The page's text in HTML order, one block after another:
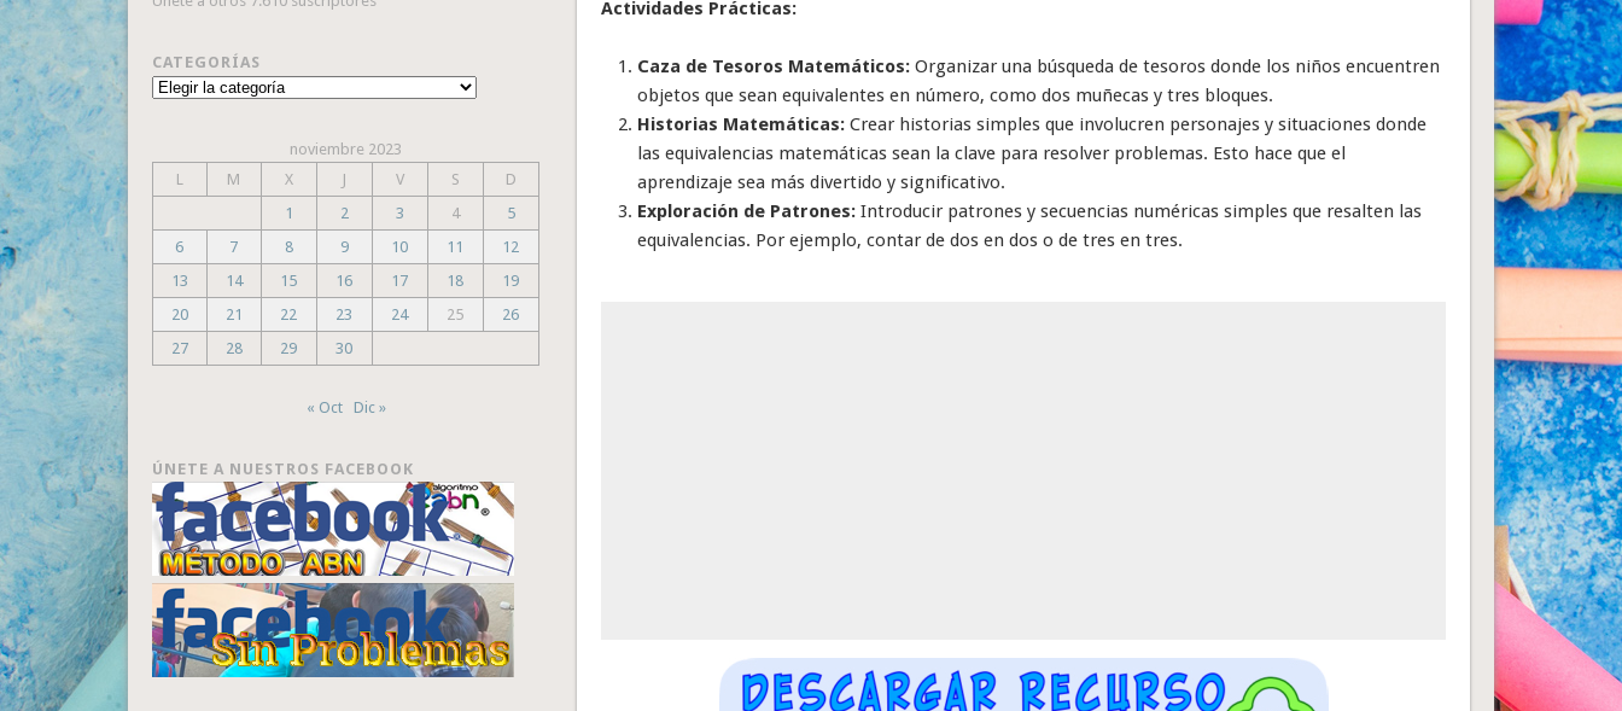
Actividades Prácticas:
Caza de Tesoros Matemáticos: Organizar una búsqueda de tesoros donde los niños encuentren
objetos que sean equivalentes en número, como dos muñecas y tres bloques.
Historias Matemáticas: Crear historias simples que involucren personajes y situaciones donde
las equivalencias matemáticas sean la clave para resolver problemas. Esto hace que el
aprendizaje sea más divertido y significativo.
Exploración de Patrones: Introducir patrones y secuencias numéricas simples que resalten las
equivalencias. Por ejemplo, contar de dos en dos o de tres en tres.
CATEGORÍAS
Categorías
noviembre 2023
L
M X J V S
D
1
2 3 4
5
6
7 8 9 10 11
12
13
14 15 16 17 18
19
20
21 22 23 24 25
26
27
28 29 30
« Oct Dic »
ÚNETE A NUESTROS FACEBOOK